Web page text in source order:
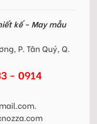
kế - May mẫu
P. Tân Quý, Q.
- 0914